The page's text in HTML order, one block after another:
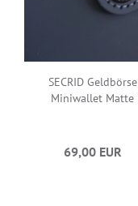
SECRID Geldbörse
Miniwallet Matte
69,00 EUR